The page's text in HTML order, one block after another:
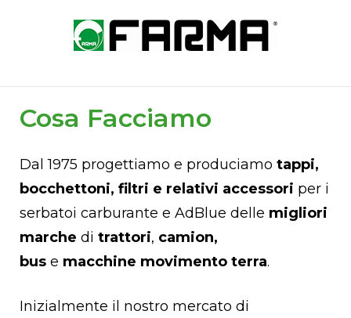
Home
Cosa Facciamo
Dal 1975 progettiamo e produciamo tappi,
bocchettoni, filtri e relativi accessori per i
serbatoi carburante e AdBlue delle migliori
marche di trattori, camion,
bus e macchine movimento terra.
Inizialmente il nostro mercato di